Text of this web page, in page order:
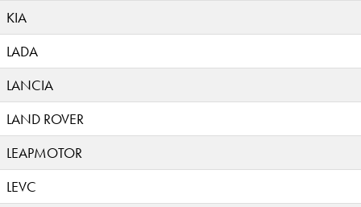
KIA
LADA
LANCIA
LAND ROVER
LEAPMOTOR
LEVC